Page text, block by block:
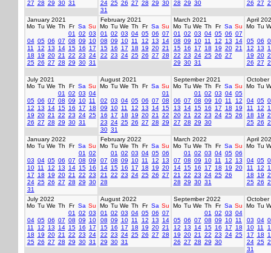
27 28 29 30 31
24 25 26 27 28 29 30
31
28 29 30
26 27
January 2021
Mo Tu We Th Fr Sa Su
01
02 03
04 05 06 07 08 09
10
11
12 13 14 15 16
17
18
19 20 21 22 23 24
25 26 27 28 29 30 31
February 2021
Mo Tu We Th Fr Sa Su
01
02 03 04 05 06 07
08 09 10 11 12 13
14
15 16 17 18 19 20 21
22 23 24 25 26 27 28
March 2021
Mo Tu We Th Fr Sa Su
01
02 03 04 05 06 07
08 09 10 11 12 13
14
15 16 17 18 19 20 21
22 23 24 25 26 27
29 30 31
April
Mo Tu
05 06
12
13
19 20
26 27
July 2021
Mo Tu We Th Fr Sa Su
01
02 03 04
05 06 07 08 09 10 11
12
13 14 15 16 17
18
19 20 21 22 23 24 25
26 27 28 29 30 31
August 2021
Mo Tu We Th Fr Sa Su
01
02 03 04 05 06 07 08
09
10 11 12 13 14 15
16
17 18 19 20 21
22
23 24 25 26 27 28 29
30 31
September 2021
Mo Tu We Th Fr Sa Su
01
02 03 04 05
06 07 08 09 10 11
12
13
14 15 16 17 18
19
20 21 22 23 24 25 26
27 28 29 30
October
Mo Tu
04 05
11
12
18
19
25 26
January 2022
Mo Tu We Th Fr Sa Su
01
02
03 04 05 06 07 08 09
10 11 12 13 14 15 16
17
18 19 20 21 22 23
24 25 26 27 28 29 30
31
February 2022
Mo Tu We Th Fr Sa Su
01
02 03 04 05 06
07 08 09 10 11 12
13
14 15 16 17 18 19 20
21
22 23 24 25 26 27
28
March 2022
Mo Tu We Th Fr Sa Su
01
02 03 04 05 06
07 08 09 10 11 12
13
14 15 16 17 18 19 20
21
22 23 24 25 26
28 29 30 31
April
Mo Tu
04 05
11
12
18
19
25 26
July 2022
Mo Tu We Th Fr Sa Su
01
02 03
04 05 06 07 08 09
10
11
12 13 14 15 16
17
18
19 20 21 22 23 24
25 26 27 28 29 30 31
August 2022
Mo Tu We Th Fr Sa Su
01
02 03 04 05 06 07
08 09 10 11 12 13
14
15 16 17 18 19 20 21
22 23 24 25 26 27 28
29 30 31
September 2022
Mo Tu We Th Fr Sa Su
01
02 03 04
05 06 07 08 09 10 11
12
13 14 15 16 17
18
19 20 21 22 23 24 25
26 27 28 29 30
October
Mo Tu
03 04
10 11
17
18
24 25
31